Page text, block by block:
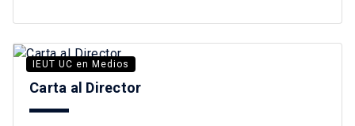
IEUT UC en Medios
Carta al Director